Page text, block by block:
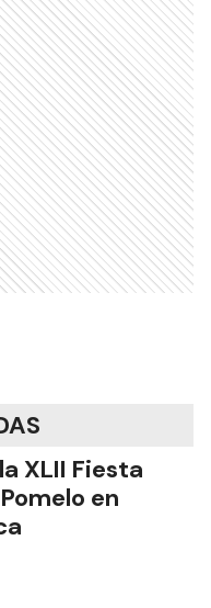
XLII Fiesta
en